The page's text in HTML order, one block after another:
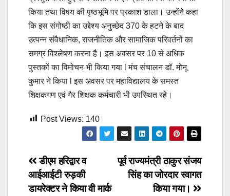
किया तथा विषय की पृष्ठभूमि पर प्रकाश डाला। उन्होंने कहा
कि इस संगोष्ठी का उद्देश्य अनुच्छेद 370 के हटने के बाद
उत्पन्न संवैधानिक, राजनीतिक और सामाजिक परिवर्तनों का
समग्र विश्लेषण करना है। इस अवसर पर 10 से अधिक
पुस्तकों का विमोचन भी किया गया l मंच संचालन डॉ. मोनू
कुमार ने किया l इस अवसर पर महाविद्यालय के समस्त
शिक्षकगण एवं गैर शिक्षक कर्मचारी भी उपस्थित रहे।
Post Views: 140
Post
navigation
पूर्व राज्यमंत्री ठाकुर संजय
सिंह का जोरदार स्वागत
किया गया।
डीएम हरिद्वार व
आईआईटी रुड़की
डायरेक्टर ने किया वी मार्क